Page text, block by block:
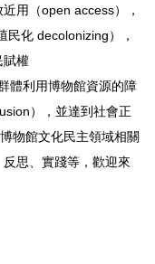
用（open access），
化 decolonizing），
賦權
體利用博物館資源的障
），並達到社會正
物館文化民主領域相關
思、實踐等，歡迎來